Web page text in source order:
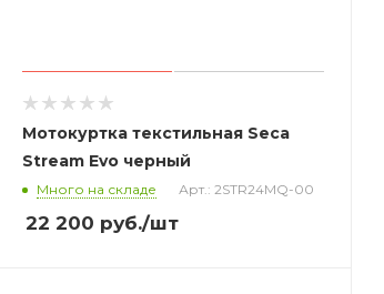
Мотокуртка текстильная Seca
Stream Evo черный
Много на складе Арт.: 2STR24MQ-00
22 200 руб./шт